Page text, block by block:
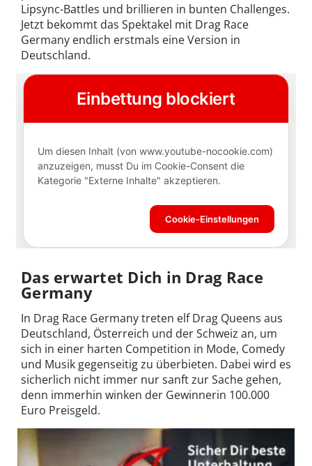
Lipsync-Battles und brillieren in bunten Challenges.
Jetzt bekommt das Spektakel mit Drag Race
Germany endlich erstmals eine Version in
Deutschland.
Das erwartet Dich in Drag Race
Germany
In Drag Race Germany treten elf Drag Queens aus
Deutschland, Österreich und der Schweiz an, um
sich in einer harten Competition in Mode, Comedy
und Musik gegenseitig zu überbieten. Dabei wird es
sicherlich nicht immer nur sanft zur Sache gehen,
denn immerhin winken der Gewinnerin 100.000
Euro Preisgeld.